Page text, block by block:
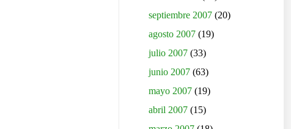
septiembre 2007(20)
agosto 2007(19)
julio 2007(33)
junio 2007(63)
mayo 2007(19)
abril 2007(15)